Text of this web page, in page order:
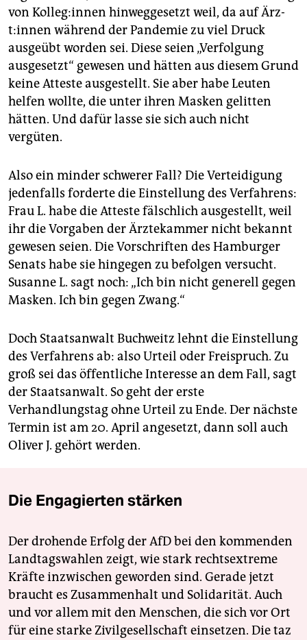
von Kol­le­g:in­nen hinweggesetzt weil, da auf Ärz­
t:in­nen während der Pandemie zu viel Druck
ausgeübt worden sei. Diese seien „Verfolgung
ausgesetzt“ gewesen und hätten aus diesem Grund
keine Atteste ausgestellt. Sie aber habe Leuten
helfen wollte, die unter ihren Masken gelitten
hätten. Und dafür lasse sie sich auch nicht
vergüten.
Also ein minder schwerer Fall? Die Verteidigung
jedenfalls forderte die Einstellung des Verfahrens:
Frau L. habe die Atteste fälschlich ausgestellt, weil
ihr die Vorgaben der Ärztekammer nicht bekannt
gewesen seien. Die Vorschriften des Hamburger
Senats habe sie hingegen zu befolgen versucht.
Susanne L. sagt noch: „Ich bin nicht generell gegen
Masken. Ich bin gegen Zwang.“
Doch Staatsanwalt Buchweitz lehnt die Einstellung
des Verfahrens ab: also Urteil oder Freispruch. Zu
groß sei das öffentliche Interesse an dem Fall, sagt
der Staatsanwalt. So geht der erste
Verhandlungstag ohne Urteil zu Ende. Der nächste
Termin ist am 20. April angesetzt, dann soll auch
Oliver J. gehört werden.
Die Engagierten stärken
Der drohende Erfolg der AfD bei den kommenden
Landtagswahlen zeigt, wie stark rechtsextreme
Kräfte inzwischen geworden sind. Gerade jetzt
braucht es Zusammenhalt und Solidarität. Auch
und vor allem mit den Menschen, die sich vor Ort
für eine starke Zivilgesellschaft einsetzen. Die taz